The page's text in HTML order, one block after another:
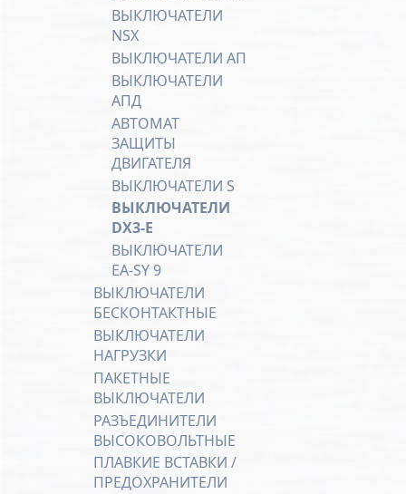
ВЫКЛЮЧАТЕЛИ
NSX
ВЫКЛЮЧАТЕЛИ АП
ВЫКЛЮЧАТЕЛИ
АПД
АВТОМАТ
ЗАЩИТЫ
ДВИГАТЕЛЯ
ВЫКЛЮЧАТЕЛИ S
ВЫКЛЮЧАТЕЛИ
DX3-Е
ВЫКЛЮЧАТЕЛИ
EA-SY 9
ВЫКЛЮЧАТЕЛИ
БЕСКОНТАКТНЫЕ
ВЫКЛЮЧАТЕЛИ
НАГРУЗКИ
ПАКЕТНЫЕ
ВЫКЛЮЧАТЕЛИ
РАЗЪЕДИНИТЕЛИ
ВЫСОКОВОЛЬТНЫЕ
ПЛАВКИЕ ВСТАВКИ /
ПРЕДОХРАНИТЕЛИ